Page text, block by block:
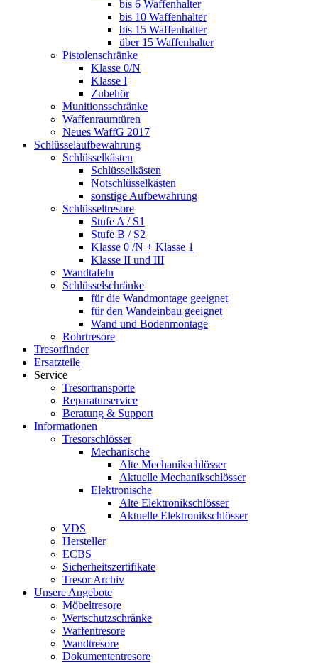
bis 6 Waffenhalter
bis 10 Waffenhalter
bis 15 Waffenhalter
über 15 Waffenhalter
Pistolenschränke
Klasse 0/N
Klasse I
Zubehör
Munitionsschränke
Waffenraumtüren
Neues WaffG 2017
Schlüsselaufbewahrung
Schlüsselkästen
Schlüsselkästen
Notschlüsselkästen
sonstige Aufbewahrung
Schlüsseltresore
Stufe A / S1
Stufe B / S2
Klasse 0 /N + Klasse 1
Klasse II und III
Wandtafeln
Schlüsselschränke
für die Wandmontage geeignet
für den Wandeinbau geeignet
Wand und Bodenmontage
Rohrtresore
Tresorfinder
Ersatzteile
Service
Tresortransporte
Reparaturservice
Beratung & Support
Informationen
Tresorschlösser
Mechanische
Alte Mechanikschlösser
Aktuelle Mechanikschlösser
Elektronische
Alte Elektronikschlösser
Aktuelle Elektronikschlösser
VDS
Hersteller
ECBS
Sicherheitszertifikate
Tresor Archiv
Unsere Angebote
Möbeltresore
Wertschutzschränke
Waffentresore
Wandtresore
Dokumententresore